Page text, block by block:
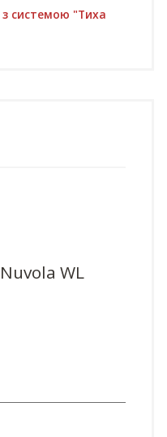
з системою "Тиха
WL